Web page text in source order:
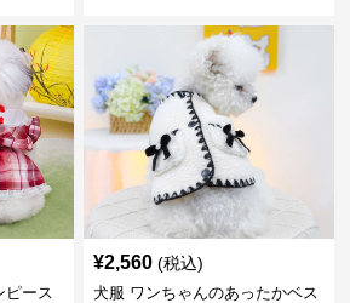
ピース
¥2,560 (税込)
犬服 ワンちゃんのあったかベス